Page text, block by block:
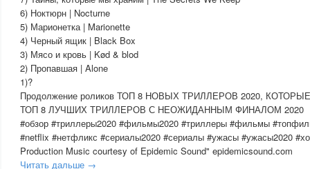
6) Ноктюрн | Nocturne
5) Марионетка | Marionette
4) Черный ящик | Black Box
3) Мясо и кровь | Kød & blod
2) Пропавшая | Alone
1)?
Продолжение роликов ТОП 8 НОВЫХ ТРИЛЛЕРОВ 2020,
ТОП 8 ЛУЧШИХ ТРИЛЛЕРОВ С НЕОЖИДАННЫМ ФИНАЛОМ 2020
#обзор #триллеры2020 #фильмы2020 #триллеры #фильмы
#netflix #нетфликс #сериалы2020 #сериалы #ужасы #ужасы2020
Production Music courtesy of Epidemic Sound" epidemicsound.com
Читать дальше →